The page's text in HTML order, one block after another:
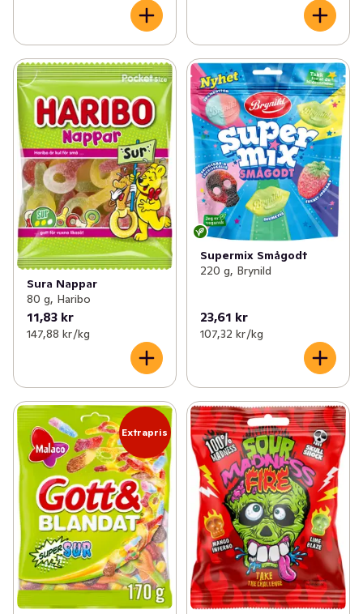
Sura Nappar
80 g, Haribo
11,83 kr
147,88 kr /kg
Supermix Smågodt
220 g, Brynild
23,61 kr
107,32 kr /kg
Extrapris